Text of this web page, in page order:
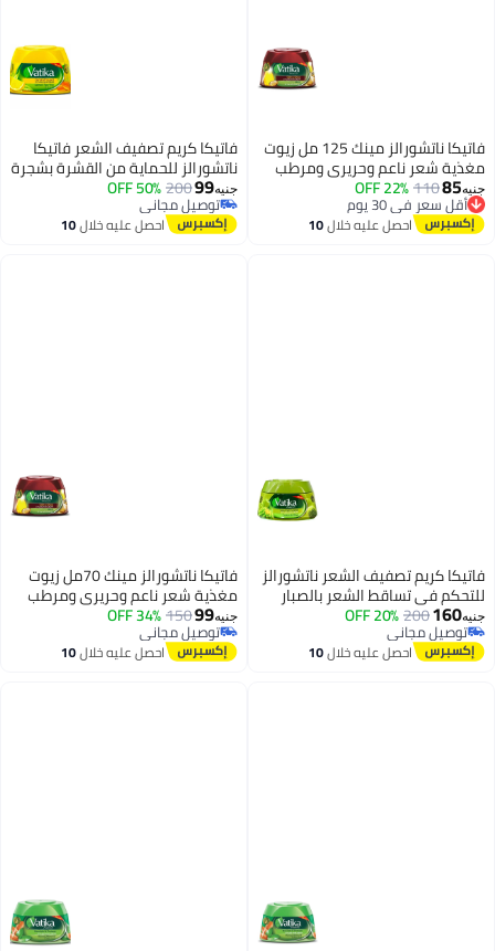
فاتيكا ناتشورالز مينك 125 مل زيوت
مغذية شعر ناعم وحريري ومرطب
الباهت والجاف والمجعد
جنيه85
110
22% OFF
أقل سعر في 30 يوم
توصيل مجاني
أقل سعر في 30 يوماحصل عليه خلال10
فاتيكا كريم تصفيف الشعر فاتيكا
ناتشورالز للحماية من القشرة بشجرة
الشاي والليمون 125مل
جنيه99
200
50% OFF
توصيل مجاني
توصيل مجانياحصل عليه خلال10
فاتيكا كريم تصفيف الشعر ناتشورالز
للتحكم في تساقط الشعر بالصبار
والزيتون 190مللي
جنيه160
200
20% OFF
توصيل مجاني
توصيل مجانياحصل عليه خلال10
اغسطس
فاتيكا ناتشورالز مينك 70مل زيوت
مغذية شعر ناعم وحريري ومرطب
الباهت والجاف والمجعد
جنيه99
150
34% OFF
توصيل مجاني
توصيل مجانياحصل عليه خلال10
اغسطس